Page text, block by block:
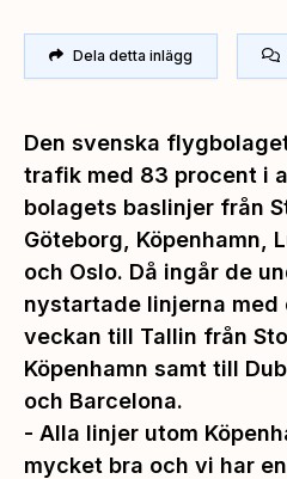
Dela detta inlägg
Den svenska
trafik med 83 procent i
bolagets baslinjer från
Göteborg, Köpenhamn,
och Oslo. Då ingår de
nystartade linjerna
veckan till Tallin från
Köpenhamn samt till
och Barcelona.
- Alla linjer utom
mycket bra och vi har